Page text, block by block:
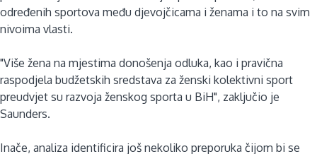
određenih sportova među djevojčicama i ženama i to na svim
nivoima vlasti.
"Više žena na mjestima donošenja odluka, kao i pravična
raspodjela budžetskih sredstava za ženski kolektivni sport
preudvjet su razvoja ženskog sporta u BiH", zaključio je
Saunders.
Inače, analiza identificira još nekoliko preporuka čijom bi se